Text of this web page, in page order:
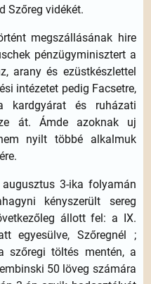
Szőreg vidékét.
megszállásának hire
pénzügyminisztert a
arany és ezüstkészlettel
intézetet pedig Facsetre,
kardgyárat és ruházati
át. Ámde azoknak uj
nyilt többé alkalmuk
3-ika folyamán
kényszerült sereg
állott fel: a IX.
egyesülve, Szőregnél ;
szőregi töltés mentén, a
50 löveg számára